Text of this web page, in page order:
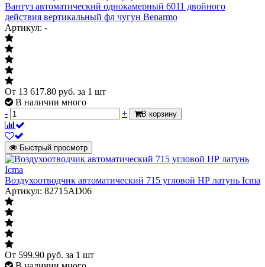
Тип установки
Тип установки
Характеризует вид подключения к
трубопроводу
Модель
Материал
Материал
Характеризует материал из которого
изготовлены основные детали корпуса
Корпус
Резьба
Резьба
Указывает нормативный документ по
которому изготовлена присоединительная
резьба
Вантуз автоматический однокамерный 6011 двойного
действия вертикальный фл чугун Benarmo
Артикул: -
От 13 617.80 руб. за 1 шт
В наличии много
-
+ В корзину
Быстрый просмотр
Воздухоотводчик автоматический 715 угловой НР латунь Icma
Артикул: 82715AD06
От 599.90 руб. за 1 шт